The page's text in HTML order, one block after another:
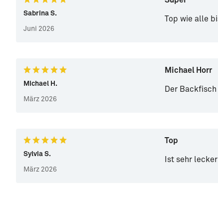
Sabrina S.
Juni 2026
Top wie alle
Michael H.
März 2026
Michael Horr
Der
Sylvia S.
März 2026
Top
Ist sehr